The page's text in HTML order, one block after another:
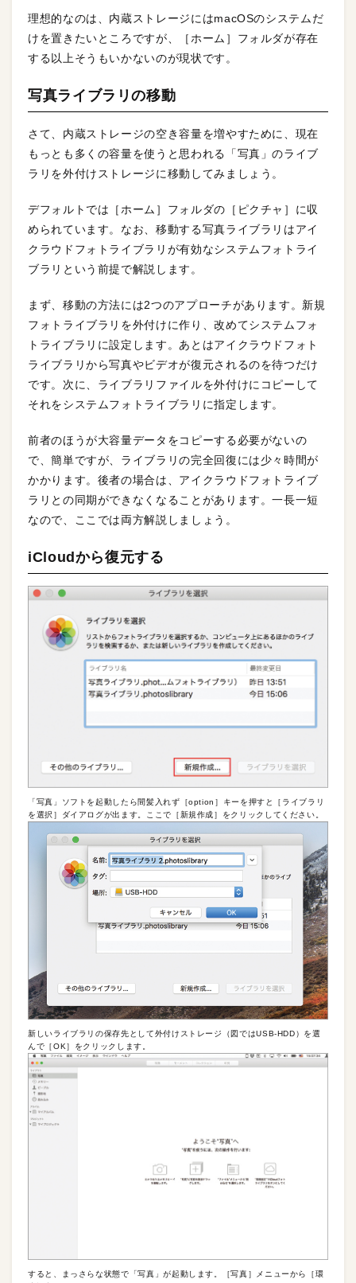
理想的なのは、内蔵ストレージにはmacOSのシステムだ
けを置きたいところですが、［ホーム］フォルダが存在
する以上そうもいかないのが現状です。
写真ライブラリの移動
さて、内蔵ストレージの空き容量を増やすために、現在
もっとも多くの容量を使うと思われる「写真」のライブ
ラリを外付けストレージに移動してみましょう。
デフォルトでは［ホーム］フォルダの［ピクチャ］に収
められています。なお、移動する写真ライブラリはアイ
クラウドフォトライブラリが有効なシステムフォトライ
ブラリという前提で解説します。
まず、移動の方法には2つのアプローチがあります。新規
フォトライブラリを外付けに作り、改めてシステムフォ
トライブラリに設定します。あとはアイクラウドフォト
ライブラリから写真やビデオが復元されるのを待つだけ
です。次に、ライブラリファイルを外付けにコピーして
それをシステムフォトライブラリに指定します。
前者のほうが大容量データをコピーする必要がないの
で、簡単ですが、ライブラリの完全回復には少々時間が
かかります。後者の場合は、アイクラウドフォトライブ
ラリとの同期ができなくなることがあります。一長一短
なので、ここでは両方解説しましょう。
iCloudから復元する
「写真」ソフトを起動したら間髪入れず［option］キーを押すと［ライブラリ
を選択］ダイアログが出ます。ここで［新規作成］をクリックしてください。
新しいライブラリの保存先として外付けストレージ（図ではUSB-HDD）を選
んで［OK］をクリックします。
すると、まっさらな状態で「写真」が起動します。［写真］メニューから［環